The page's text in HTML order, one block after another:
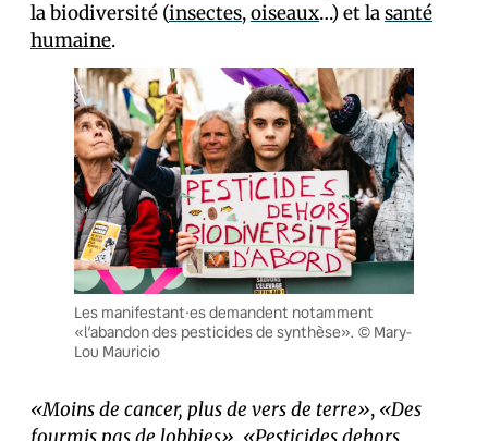
la biodiversité (insectes,oiseaux…) et lasanté
humaine.
Les manifestant·es demandent notamment
«l’abandon des pesticides de synthèse». © Mary-
Lou Mauricio
«Moins de cancer, plus de vers de terre», «Des